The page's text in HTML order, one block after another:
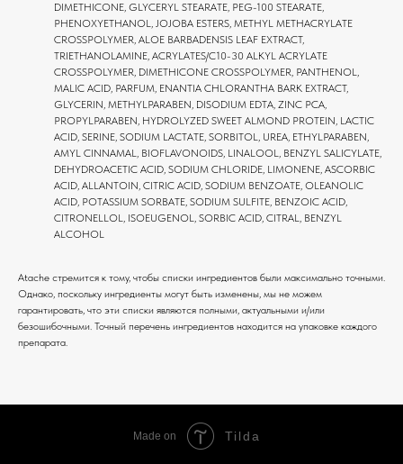
DIMETHICONE, GLYCERYL STEARATE, PEG-100 STEARATE,
PHENOXYETHANOL, JOJOBA ESTERS, METHYL METHACRYLATE
CROSSPOLYMER, ALOE BARBADENSIS LEAF EXTRACT,
TRIETHANOLAMINE, ACRYLATES/C10-30 ALKYL ACRYLATE
CROSSPOLYMER, DIMETHICONE CROSSPOLYMER, PANTHENOL,
MALIC ACID, PARFUM, ENANTIA CHLORANTHA BARK EXTRACT,
GLYCERIN, METHYLPARABEN, DISODIUM EDTA, ZINC PCA,
PROPYLPARABEN, HYDROLYZED SWEET ALMOND PROTEIN, LACTIC
ACID, SERINE, SODIUM LACTATE, SORBITOL, UREA, ETHYLPARABEN,
AMYL CINNAMAL, BIOFLAVONOIDS, LINALOOL, BENZYL SALICYLATE,
DEHYDROACETIC ACID, SODIUM CHLORIDE, LIMONENE, ASCORBIC
ACID, ALLANTOIN, CITRIC ACID, SODIUM BENZOATE, OLEANOLIC
ACID, POTASSIUM SORBATE, SODIUM SULFITE, BENZOIC ACID,
CITRONELLOL, ISOEUGENOL, SORBIC ACID, CITRAL, BENZYL
ALCOHOL
Atache стремится к тому, чтобы списки ингредиентов были максимально точными.
Однако, поскольку ингредиенты могут быть изменены, мы не можем
гарантировать, что эти списки являются полными, актуальными и/или
безошибочными. Точный перечень ингредиентов находится на упаковке каждого
препарата.
Made on Tilda